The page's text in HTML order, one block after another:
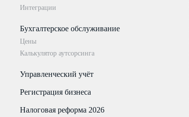
Интеграции
Бухгалтерское обслуживание
Цены
Калькулятор аутсорсинга
Управленческий учёт
Регистрация бизнеса
Налоговая реформа 2026